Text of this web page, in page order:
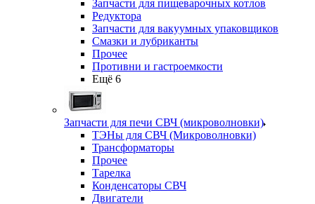
Запчасти для пищеварочных котлов
Редуктора
Запчасти для вакуумных упаковщиков
Смазки и лубриканты
Прочее
Противни и гастроемкости
Ещё 6
Запчасти для печи СВЧ (микроволновки)
ТЭНы для СВЧ (Микроволновки)
Трансформаторы
Прочее
Тарелка
Конденсаторы СВЧ
Двигатели